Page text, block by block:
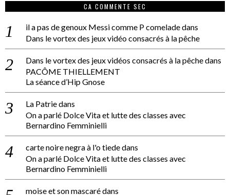
CA COMMENTE SEC
il a pas de genoux Messi comme P comeladedans
Dans le vortex des jeux vidéo consacrés à la pêche
Dans le vortex des jeux vidéos consacrés à la pêchedans
PACÔME THIELLEMENT
La séance d’Hip Gnose
La Patriedans
On a parlé Dolce Vita et lutte des classes avec
Bernardino Femminielli
carte noire negra à l'o tiededans
On a parlé Dolce Vita et lutte des classes avec
Bernardino Femminielli
moise et son mascarédans